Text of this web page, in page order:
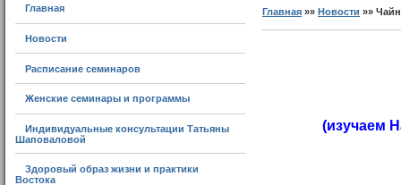
Главная
Новости
Расписание семинаров
Женские семинары и программы
Индивидуальные консультации Татьяны
Шаповаловой
Здоровый образ жизни и практики
Востока
Главная »»Новости »»
(изучаем